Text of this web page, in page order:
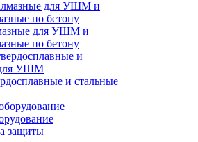
для УШМ и
по бетону
и стальные